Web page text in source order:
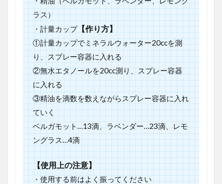
ラス）
・計量カップ【作り方】
①計量カップでミネラルウォーター20ccを測
り、スプレー容器に入れる
②無水エタノールを20cc測り、スプレー容器
に入れる
③精油を滴数を数えながらスプレー容器に入れ
ていく
ベルガモット…13滴、ラベンダー…23滴、レモ
ングラス…4滴
【使用上の注意】
・使用する前はよく振ってください